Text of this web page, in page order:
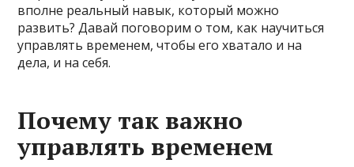
вполне реальный навык, который можно
развить? Давай поговорим о том, как научиться
управлять временем, чтобы его хватало и на
дела, и на себя.
Почему так важно
управлять временем